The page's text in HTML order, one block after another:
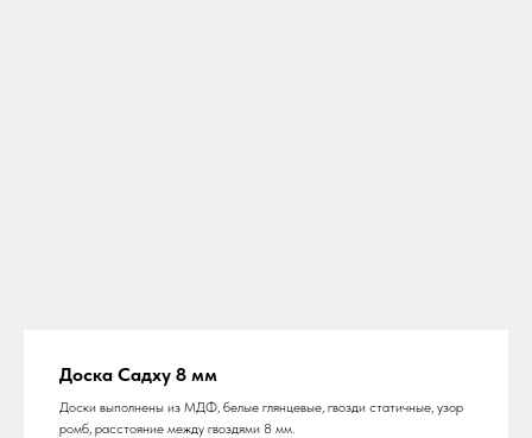
Доска Садху 8 мм
Доски выполнены из МДФ, белые глянцевые, гвозди статичные, узор
ромб, расстояние между гвоздями 8 мм.